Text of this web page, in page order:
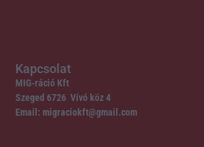
Kapcsolat
MIG-ráció Kft
Szeged 6726 Vívó köz 4
Email: migraciokft@gmail.com